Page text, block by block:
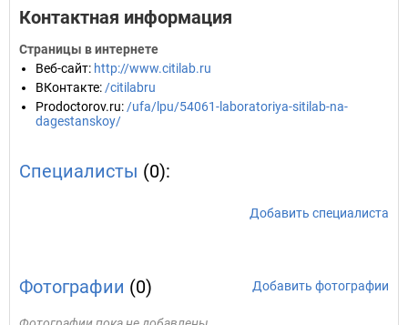
Контактная информация
Страницы в интернете
Веб-сайт: http://www.citilab.ru
ВКонтакте: /citilabru
Prodoctorov.ru: /ufa/lpu/54061-laboratoriya-sitilab-na-
dagestanskoy/
Специалисты (0):
Добавить специалиста
Фотографии (0) Добавить фотографии